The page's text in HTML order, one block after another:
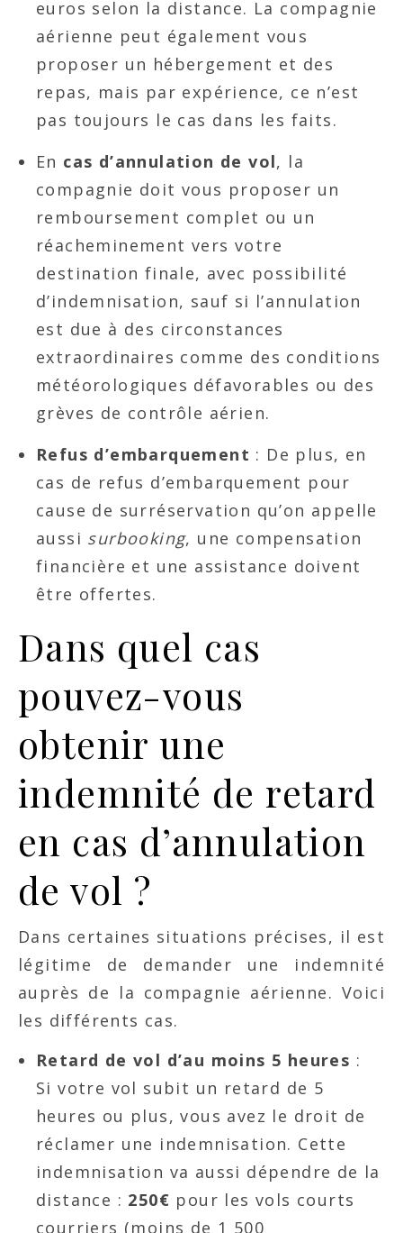
euros selon la distance. La compagnie
aérienne peut également vous
proposer un hébergement et des
repas, mais par expérience, ce n’est
pas toujours le cas dans les faits.
En cas d’annulation de vol, la
compagnie doit vous proposer un
remboursement complet ou un
réacheminement vers votre
destination finale, avec possibilité
d’indemnisation, sauf si l’annulation
est due à des circonstances
extraordinaires comme des conditions
météorologiques défavorables ou des
grèves de contrôle aérien.
Refus d’embarquement : De plus, en
cas de refus d’embarquement pour
cause de surréservation qu’on appelle
aussi surbooking, une compensation
financière et une assistance doivent
être offertes.
Dans quel cas
pouvez-vous
obtenir une
indemnité de retard
en cas d’annulation
de vol ?
Dans certaines situations précises, il est
légitime de demander une indemnité
auprès de la compagnie aérienne. Voici
les différents cas.
Retard de vol d’au moins 5 heures :
Si votre vol subit un retard de 5
heures ou plus, vous avez le droit de
réclamer une indemnisation. Cette
indemnisation va aussi dépendre de la
distance : 250€ pour les vols courts
courriers (moins de 1 500